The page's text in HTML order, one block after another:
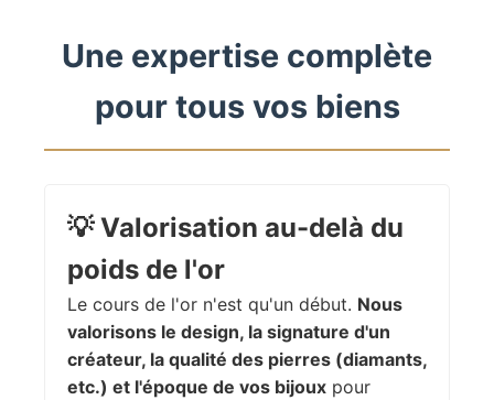
Une expertise complète
pour tous vos biens
💡Valorisation au-delà du
poids de l'or
Le cours de l'or n'est qu'un début. Nous
valorisons le design, la signature d'un
créateur, la qualité des pierres (diamants,
etc.) et l'époque de vos bijoux pour